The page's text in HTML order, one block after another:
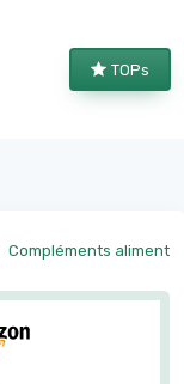
TOPs
Compléments alimentaires forme et